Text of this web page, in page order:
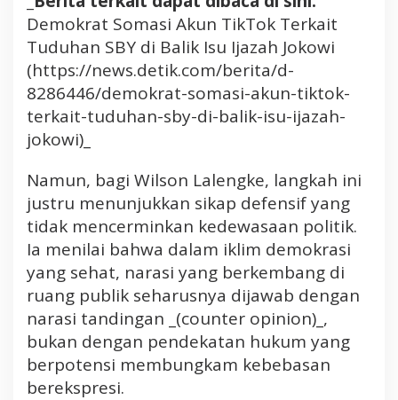
Demokrat Somasi Akun TikTok Terkait
Tuduhan SBY di Balik Isu Ijazah Jokowi
(https://news.detik.com/berita/d-
8286446/demokrat-somasi-akun-tiktok-
terkait-tuduhan-sby-di-balik-isu-ijazah-
jokowi)_
Namun, bagi Wilson Lalengke, langkah ini
justru menunjukkan sikap defensif yang
tidak mencerminkan kedewasaan politik.
Ia menilai bahwa dalam iklim demokrasi
yang sehat, narasi yang berkembang di
ruang publik seharusnya dijawab dengan
narasi tandingan _(counter opinion)_,
bukan dengan pendekatan hukum yang
berpotensi membungkam kebebasan
berekspresi.